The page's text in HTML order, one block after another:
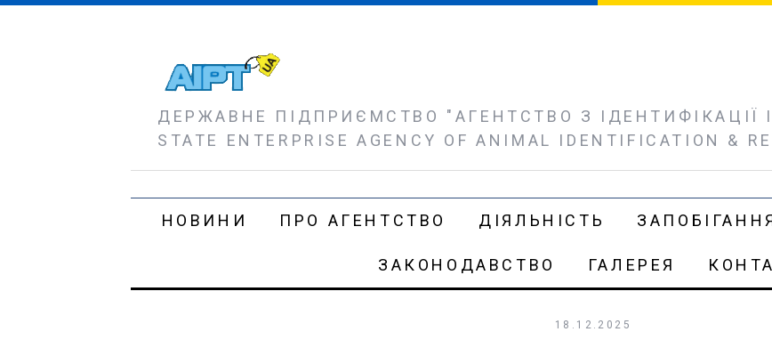
ДЕРЖАВНЕ ПІДПРИЄМСТВО "АГЕНТСТВО З ІДЕНТИФІКАЦІЇ
STATE ENTERPRISE AGENCY OF ANIMAL IDENTIFICATION &
НОВИНИ ПРО АГЕНТСТВО ДІЯЛЬНІСТЬ
ЗАКОНОДАВСТВО ГАЛЕРЕЯ
18.12.2025